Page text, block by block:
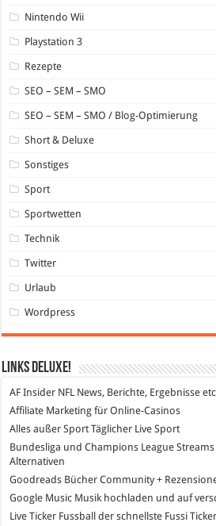
Nintendo Wii
Playstation 3
Rezepte
SEO – SEM – SMO
SEO – SEM – SMO / Blog-Optimierung
Short & Deluxe
Sonstiges
Sport
Sportwetten
Technik
Twitter
Urlaub
Wordpress
Links DeLuXe!
AF Insider NFL News, Berichte, Ergebnisse
Affiliate Marketing für Online-Casinos
Alles außer SportTäglicher Live Sport
Bundesliga und Champions League Streams
Alternativen
Goodreads Bücher Community +
Google Music Musik hochladen und auf
Live Ticker Fussball
der schnellste Fussi